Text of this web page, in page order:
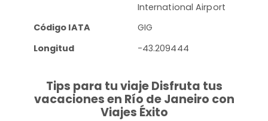
International Airport
Código IATA
GIG
Longitud
-43.209444
Tips para tu viaje Disfruta tus
vacaciones en Río de Janeiro con
Viajes Éxito